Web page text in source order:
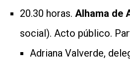
20.30 horas. Alhama de
social). Acto público.
Adriana Valverde,